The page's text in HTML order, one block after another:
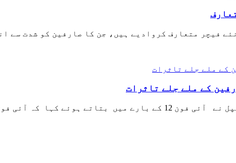
فیچر متعارف کروادیے ہیں، جن کا صارفین کو شدت سے